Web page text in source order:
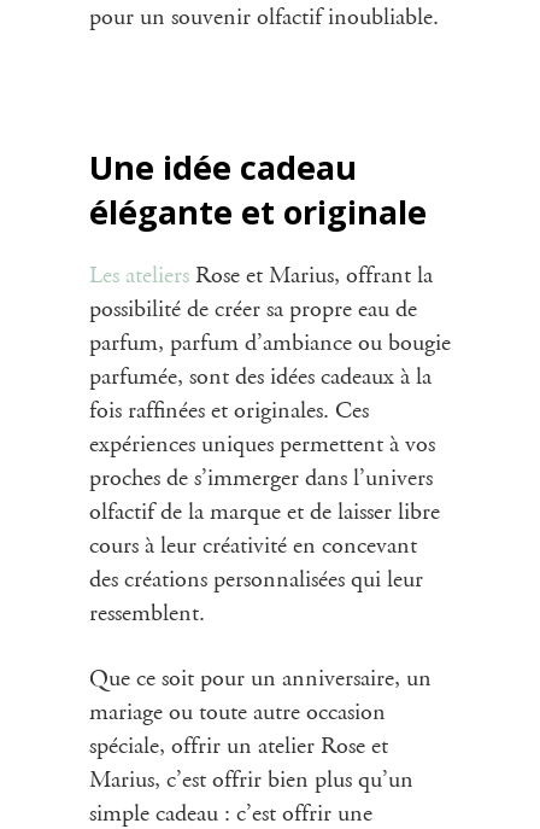
pour un souvenir olfactif inoubliable.
Une idée cadeau
élégante et originale
Les ateliers Rose et Marius, offrant la
possibilité de créer sa propre eau de
parfum, parfum d’ambiance ou bougie
parfumée, sont des idées cadeaux à la
fois raffinées et originales. Ces
expériences uniques permettent à vos
proches de s’immerger dans l’univers
olfactif de la marque et de laisser libre
cours à leur créativité en concevant
des créations personnalisées qui leur
ressemblent.
Que ce soit pour un anniversaire, un
mariage ou toute autre occasion
spéciale, offrir un atelier Rose et
Marius, c’est offrir bien plus qu’un
simple cadeau : c’est offrir une